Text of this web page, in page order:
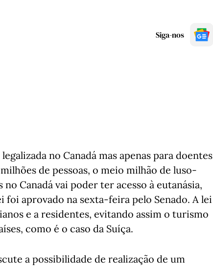
Siga-nos
no Canadá mas apenas para doentes
de pessoas, o meio milhão de luso-
Canadá vai poder ter acesso à eutanásia,
foi aprovado na sexta-feira pelo Senado. A lei
e a residentes, evitando assim o turismo
como é o caso da Suíça.
a possibilidade de realização de um